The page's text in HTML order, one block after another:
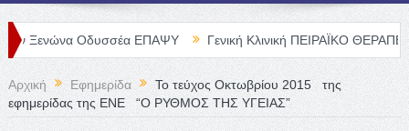
Οδυσσέα ΕΠΑΨΥ Γενική Κλινική ΠΕΙΡΑΪΚΟ ΘΕΡΑΠΕΥΤΗΡΙΟ
Αρχική Εφημερίδα
Το τεύχος Οκτωβρίου 2015 της
εφημερίδας της ΕΝΕ “Ο ΡΥΘΜΟΣ ΤΗΣ ΥΓΕΙΑΣ”